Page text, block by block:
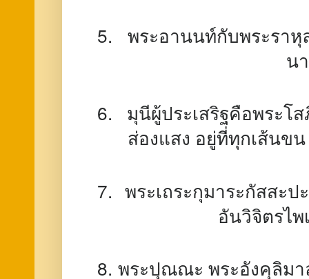
พระอานนท์กับพระรา
น
มุนีผู้ประเสริฐคือพระโ
ส่องแสง อยู่ที่ทุกเส้นข
พระเถระกุมาระกัสสะ
อันวิจิตรไพ
พระปุณณะ พระอังคุลิมา